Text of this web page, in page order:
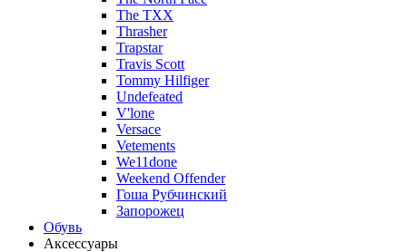
The TXX
Thrasher
Trapstar
Travis Scott
Tommy Hilfiger
Undefeated
V'lone
Versace
Vetements
We11done
Weekend Offender
Гоша Рубчинский
Запорожец
Обувь
Аксессуары